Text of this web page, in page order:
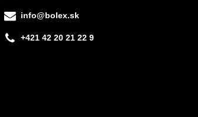
info@bolex.sk
+421 42 20 21 22 9